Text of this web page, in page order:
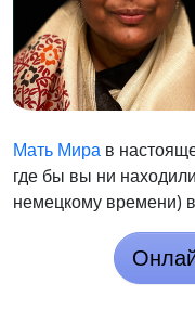
Мать Мира в
где бы вы ни
немецкому времени)